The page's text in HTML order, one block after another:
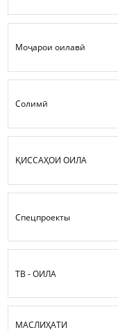
Моҷарои оилавӣ
Солимӣ
ҚИССАҲОИ ОИЛА
Спецпроекты
ТВ - ОИЛА
МАСЛИҲАТИ